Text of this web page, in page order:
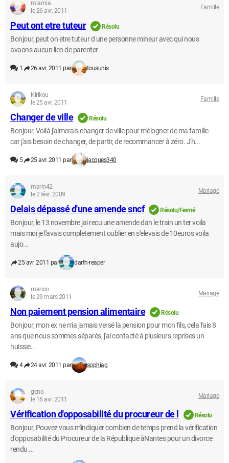
miamia
le 26 avr. 2011
Famille
Peut ont etre tuteur Résolu
Bonjour, peut on etre tuteur d une personne mineur avec qui nous
avaons aucun lien de parenter
1 26 avr. 2011 par tousunis
Kirikou
le 25 avr. 2011
Famille
Changer de ville Résolu
Bonjour, Voilà j'aimerais changer de ville pour m'élogner de ma famille
car j'ais besoin de changer, de partir, de recommancer à zéro. J'h...
5 25 avr. 2011 par jacques340
marln42
le 2 févr. 2009
Mariage
Delais dépassé d'une amende sncf Résolu/Fermé
Bonjour, le 13 novembre jai recu une amende dan le train un ter voila
mais moi je l'avais completement oublier en s'elevais de 10euros voila
aujo...
25 avr. 2011 par darth-reaper
marion
le 29 mars 2011
Mariage
Non paiement pension alimentaire Résolu
Bonjour, mon ex ne m'a jamais versé la pension pour mon fils, cela fais 8
ans que nous sommes séparés, j'ai contacté à plusieurs reprises un
huissie...
4 24 avr. 2011 par sophiag
geno
le 16 avr. 2011
Mariage
Vérification d'opposabilité du procureur de l Résolu
Bonjour, Pouvez vous m'indiquer combien de temps prend la vérification
d'opposabilité du Procureur de la République àNantes pour un divorce
rendu ...